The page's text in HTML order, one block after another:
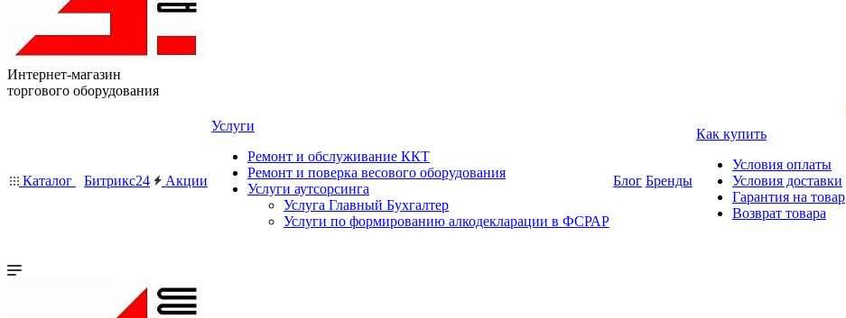
Интернет-магазин
торгового оборудования
Каталог Битрикс24 Акции
Услуги
Ремонт и обслуживание ККТ
Ремонт и поверка весового оборудования
Услуги аутсорсинга
Услуга Главный Бухгалтер
Услуги по формированию алкодекларации в ФСРАР
Блог Бренды
Как купить
Условия оплаты
Условия доставки
Гарантия на товар
Возврат товара